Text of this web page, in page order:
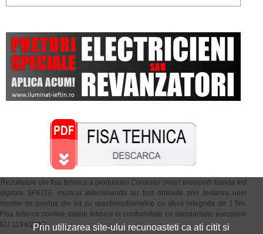
Rezultatele din fisa tehnica a produsului Controler smart bluetooth banda led
digitala SP611E muzical telecomanda au fost obtinute prin testarea unei
mostre de produs din lot cu spectroradiometrie cu sfera integrata de 1.5m.
Fisa tehnica contine datele tehnice in conformitate cu standardele europene
EU 1194/2012.Prin utilizarea site-ului recunoasteti ca ati citit si